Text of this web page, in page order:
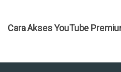
Cara Akses YouTube